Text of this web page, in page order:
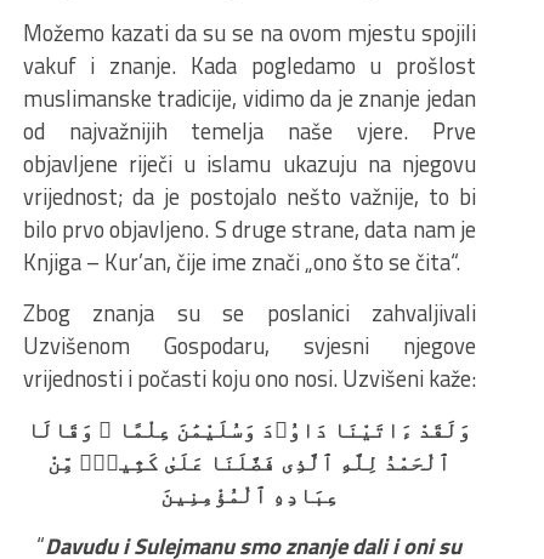
Možemo kazati da su se na ovom mjestu spojili
vakuf i znanje. Kada pogledamo u prošlost
muslimanske tradicije, vidimo da je znanje jedan
od najvažnijih temelja naše vjere. Prve
objavljene riječi u islamu ukazuju na njegovu
vrijednost; da je postojalo nešto važnije, to bi
bilo prvo objavljeno. S druge strane, data nam je
Knjiga – Kur’an, čije ime znači „ono što se čita“.
Zbog znanja su se poslanici zahvaljivali
Uzvišenom Gospodaru, svjesni njegove
vrijednosti i počasti koju ono nosi. Uzvišeni kaže:
وَلَقَدْ ءَاتَيْنَا دَاوُۥدَ وَسُلَيْمَٰنَ عِلْمًا ۖ وَقَالَا
ٱلْحَمْدُ لِلَّهِ ٱلَّذِى فَضَّلَنَا عَلَىٰ كَثِيرٍۢ مِّنْ
عِبَادِهِ ٱلْمُؤْمِنِينَ
“Davudu i Sulejmanu smo znanje dali i oni su